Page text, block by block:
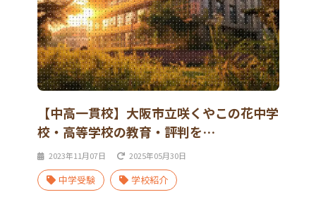
【中高一貫校】大阪市立咲くやこの花中学
校・高等学校の教育・評判を…
2023年11月07日 2025年05月30日
中学受験 学校紹介